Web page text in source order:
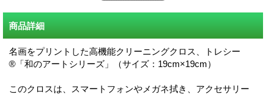
商品詳細
名画をプリントした高機能クリーニングクロス、トレシー
®「和のアートシリーズ」（サイズ：19cm×19cm）
このクロスは、スマートフォンやメガネ拭き、アクセサリー